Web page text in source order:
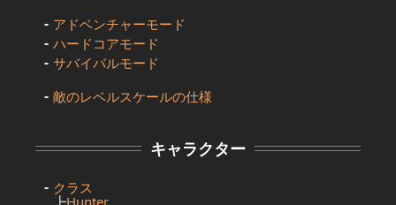
アドベンチャーモード
ハードコアモード
サバイバルモード
敵のレベルスケールの仕様
キャラクター
クラス